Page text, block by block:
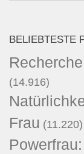
BELIEBTESTE
(14.916)
Frau (11.220)